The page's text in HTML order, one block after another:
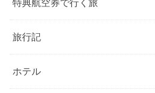
特典航空券で行く旅
旅行記
ホテル